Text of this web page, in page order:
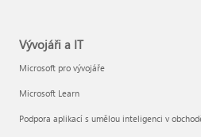
Vývojáři a IT
Microsoft pro vývojáře
Microsoft Learn
Podpora aplikací s umělou inteligenci v